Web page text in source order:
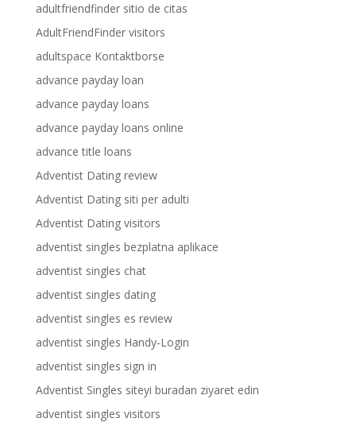
adultfriendfinder sitio de citas
AdultFriendFinder visitors
adultspace Kontaktborse
advance payday loan
advance payday loans
advance payday loans online
advance title loans
Adventist Dating review
Adventist Dating siti per adulti
Adventist Dating visitors
adventist singles bezplatna aplikace
adventist singles chat
adventist singles dating
adventist singles es review
adventist singles Handy-Login
adventist singles sign in
Adventist Singles siteyi buradan ziyaret edin
adventist singles visitors